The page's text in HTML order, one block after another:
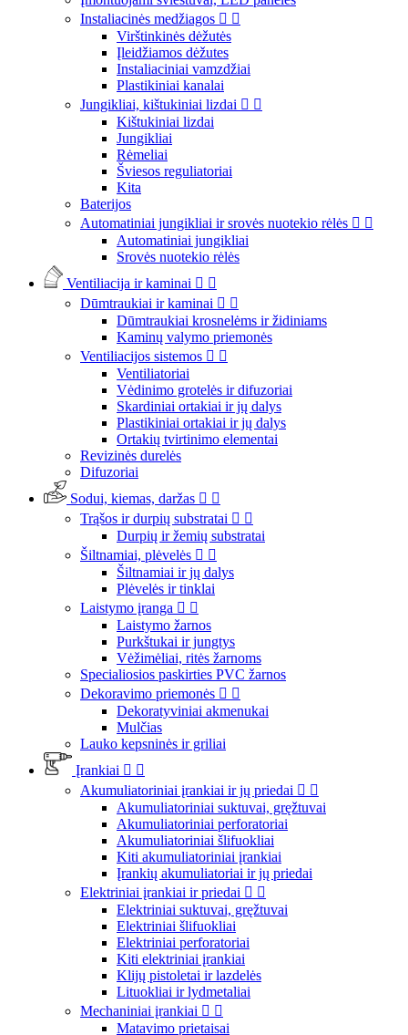
Instaliacinės medžiagos  
Virštinkinės dėžutės
Įleidžiamos dėžutes
Instaliaciniai vamzdžiai
Plastikiniai kanalai
Jungikliai, kištukiniai lizdai  
Kištukiniai lizdai
Jungikliai
Rėmeliai
Šviesos reguliatoriai
Kita
Baterijos
Automatiniai jungikliai ir srovės nuotekio rėlės  
Automatiniai jungikliai
Srovės nuotekio rėlės
Ventiliacija ir kaminai  
Dūmtraukiai ir kaminai  
Dūmtraukiai krosnelėms ir židiniams
Kaminų valymo priemonės
Ventiliacijos sistemos  
Ventiliatoriai
Vėdinimo grotelės ir difuzoriai
Skardiniai ortakiai ir jų dalys
Plastikiniai ortakiai ir jų dalys
Ortakių tvirtinimo elementai
Revizinės durelės
Difuzoriai
Sodui, kiemas, daržas  
Trąšos ir durpių substratai  
Durpių ir žemių substratai
Šiltnamiai, plėvelės  
Šiltnamiai ir jų dalys
Plėvelės ir tinklai
Laistymo įranga  
Laistymo žarnos
Purkštukai ir jungtys
Vėžimėliai, ritės žarnoms
Specialiosios paskirties PVC žarnos
Dekoravimo priemonės  
Dekoratyviniai akmenukai
Mulčias
Lauko kepsninės ir griliai
Įrankiai  
Akumuliatoriniai įrankiai ir jų priedai  
Akumuliatoriniai suktuvai, gręžtuvai
Akumuliatoriniai perforatoriai
Akumuliatoriniai šlifuokliai
Kiti akumuliatoriniai įrankiai
Įrankių akumuliatoriai ir jų priedai
Elektriniai įrankiai ir priedai  
Elektriniai suktuvai, gręžtuvai
Elektriniai šlifuokliai
Elektriniai perforatoriai
Kiti elektriniai įrankiai
Klijų pistoletai ir lazdelės
Lituokliai ir lydmetaliai
Mechaniniai įrankiai  
Matavimo prietaisai